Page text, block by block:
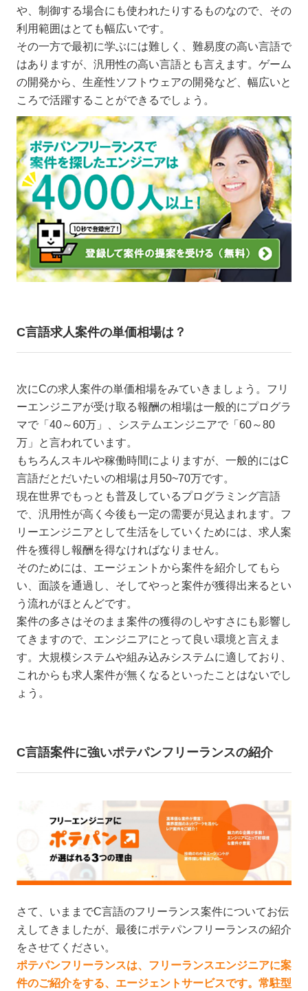
や、制御する場合にも使われたりするものなので、その
利用範囲はとても幅広いです。
その一方で最初に学ぶには難しく、難易度の高い言語で
はありますが、汎用性の高い言語とも言えます。ゲーム
の開発から、生産性ソフトウェアの開発など、幅広いと
ころで活躍することができるでしょう。
C言語求人案件の単価相場は？
次にCの求人案件の単価相場をみていきましょう。フリ
ーエンジニアが受け取る報酬の相場は一般的にプログラ
マで「40～60万」、システムエンジニアで「60～80
万」と言われています。
もちろんスキルや稼働時間によりますが、一般的にはC
言語だとだいたいの相場は月50~70万です。
現在世界でもっとも普及しているプログラミング言語
で、汎用性が高く今後も一定の需要が見込まれます。フ
リーエンジニアとして生活をしていくためには、求人案
件を獲得し報酬を得なければなりません。
そのためには、エージェントから案件を紹介してもら
い、面談を通過し、そしてやっと案件が獲得出来るとい
う流れがほとんどです。
案件の多さはそのまま案件の獲得のしやすさにも影響し
てきますので、エンジニアにとって良い環境と言えま
す。大規模システムや組み込みシステムに適しており、
これからも求人案件が無くなるといったことはないでし
ょう。
C言語案件に強いポテパンフリーランスの紹介
さて、いままでC言語のフリーランス案件についてお伝
えしてきましたが、最後にポテパンフリーランスの紹介
をさせてください。
ポテパンフリーランスは、フリーランスエンジニアに案
件のご紹介をする、エージェントサービスです。常駐型